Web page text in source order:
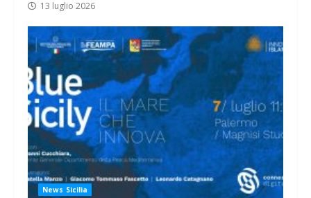
13 luglio 2026
News Sicilia